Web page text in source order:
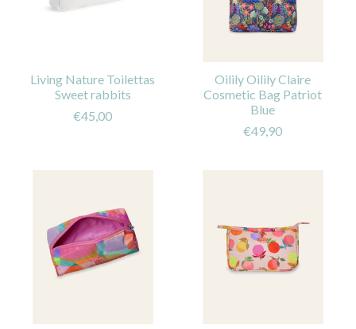
Living Nature Toilettas
Sweet rabbits
€45,00
Oilily Oilily Claire
Cosmetic Bag Patriot
Blue
€49,90